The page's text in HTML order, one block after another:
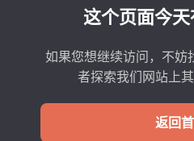
这个页面今天
如果您想继续访问，不妨
者探索我们网站上
返回